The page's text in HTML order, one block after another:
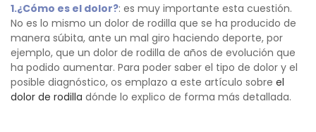
1.¿Cómo es el dolor?: es muy importante esta cuestión.
No es lo mismo un dolor de rodilla que se ha producido de
manera súbita, ante un mal giro haciendo deporte, por
ejemplo, que un dolor de rodilla de años de evolución que
ha podido aumentar. Para poder saber el tipo de dolor y el
posible diagnóstico, os emplazo a este artículo sobre el
dolor de rodilla dónde lo explico de forma más detallada.